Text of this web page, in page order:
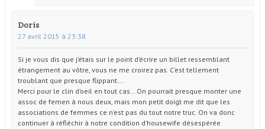
Doris
27 avril 2015 à 23:38
Si je vous dis que j’étais sur le point d’écrire un billet ressemblant
étrangement au vôtre, vous ne me croirez pas. C’est tellement
troublant que presque flippant….
Merci pour le clin d’oeil en tout cas… On pourrait presque monter une
assoc de femen à nous deux, mais mon petit doigt me dit que les
associations de femmes ce n’est pas du tout notre truc. On va donc
continuer à réfléchir à notre condition d’housewife désespérée